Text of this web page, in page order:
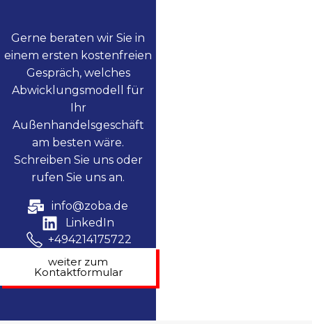
Gerne beraten wir Sie in
einem ersten kostenfreien
Gespräch, welches
Abwicklungsmodell für
Ihr
Außenhandelsgeschäft
am besten wäre.
Schreiben Sie uns oder
rufen Sie uns an.
info@zoba.de
LinkedIn
+494214175722
weiter zum
Kontaktformular